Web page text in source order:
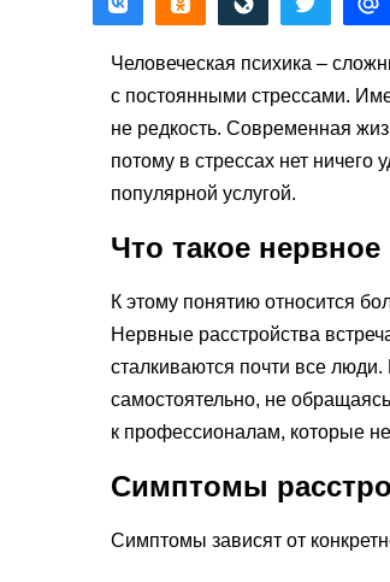
Человеческая психика –
с постоянными стрессами.
не редкость. Современная
потому в стрессах нет ничего
популярной услугой.
Что такое нервное
К этому понятию относится
Нервные расстройства
сталкиваются почти все
самостоятельно, не
к профессионалам, которые
Симптомы
Симптомы зависят от